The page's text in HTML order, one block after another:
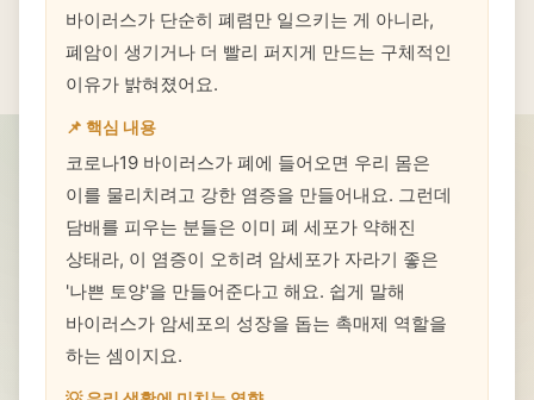
바이러스가 단순히 폐렴만 일으키는 게 아니라,
폐암이 생기거나 더 빨리 퍼지게 만드는 구체적인
이유가 밝혀졌어요.
📌 핵심 내용
코로나19 바이러스가 폐에 들어오면 우리 몸은
이를 물리치려고 강한 염증을 만들어내요. 그런데
담배를 피우는 분들은 이미 폐 세포가 약해진
상태라, 이 염증이 오히려 암세포가 자라기 좋은
'나쁜 토양'을 만들어준다고 해요. 쉽게 말해
바이러스가 암세포의 성장을 돕는 촉매제 역할을
하는 셈이지요.